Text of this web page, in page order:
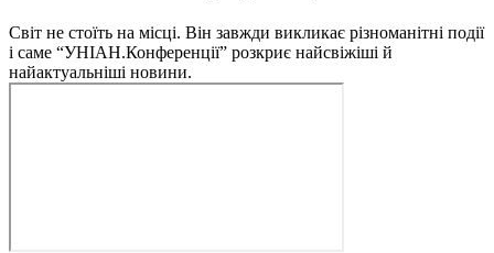
Світ не стоїть на місці. Він завжди викликає різноманітні події
і саме “УНІАН.Конференції” розкриє найсвіжіші й
найактуальніші новини.